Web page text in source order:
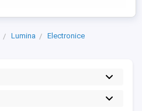
Lumina
Electronice